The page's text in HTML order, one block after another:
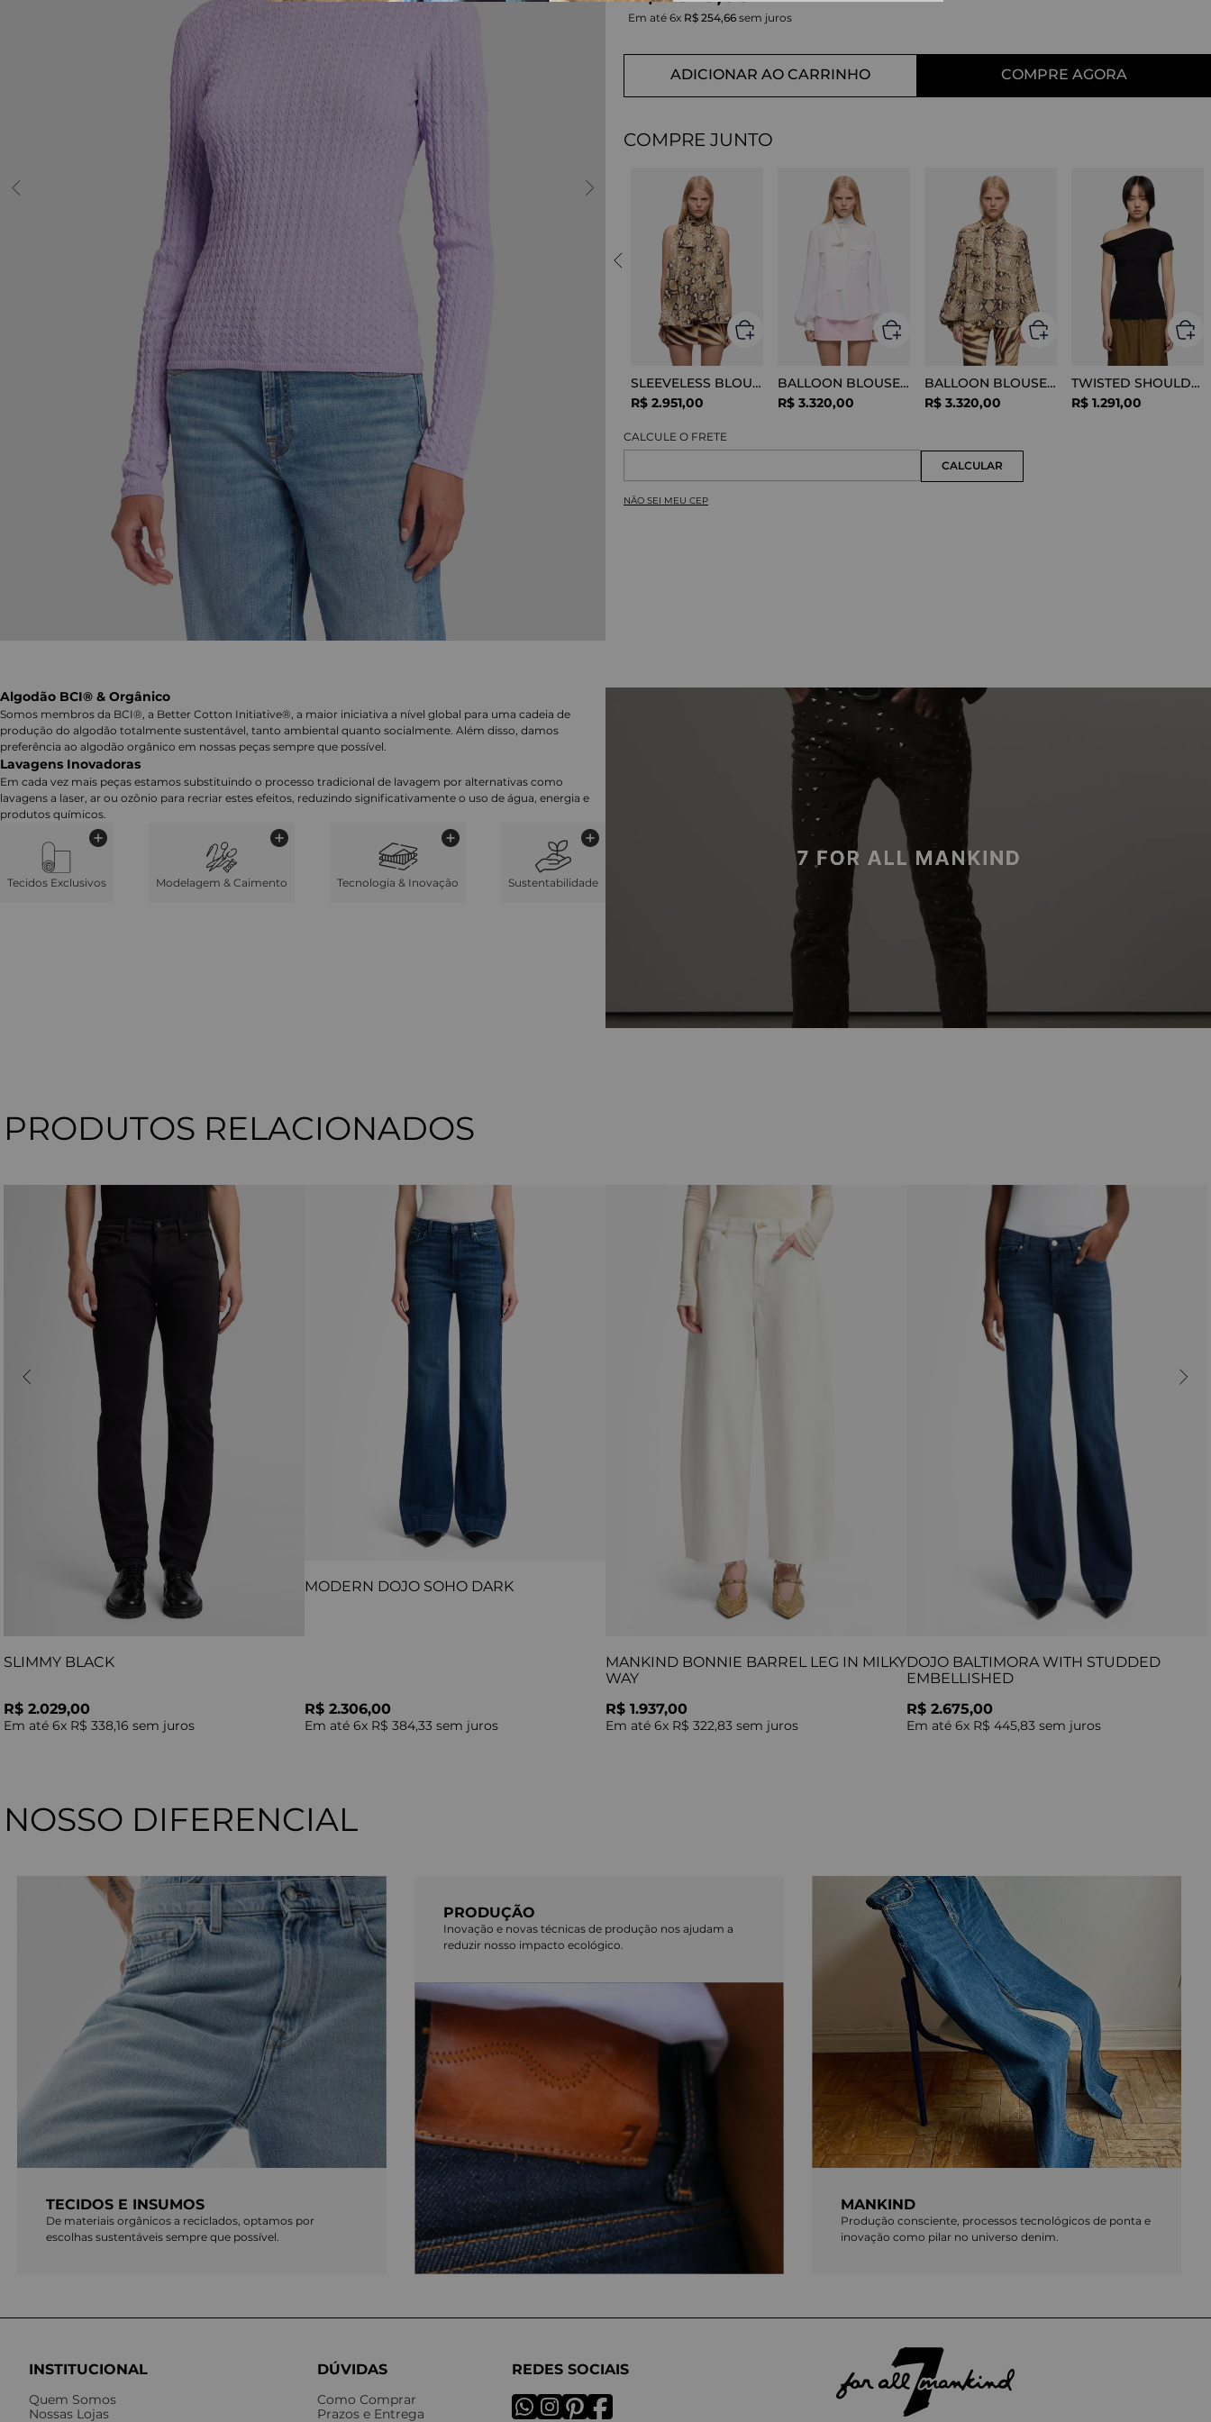
Em até 6x R$ 254,66 sem juros
ADICIONAR AO CARRINHO COMPRE AGORA
COMPRE JUNTO
SLEEVELESS BLOUSE VISCOSE SNAKE
R$ 2.951,00
BALLOON BLOUSE SILK OPTICAL WHITE
R$ 3.320,00
BALLOON BLOUSE VISCOSE SNAKE
R$ 3.320,00
TWISTED SHOULDER TEE LYOCELL BLACK
R$ 1.291,00
NÃO SEI MEU CEP
Algodão BCI® & Orgânico
Somos membros da BCI®, a Better Cotton Initiative®, a maior iniciativa a nível global para uma cadeia de
produção do algodão totalmente sustentável, tanto ambiental quanto socialmente. Além disso, damos
preferência ao algodão orgânico em nossas peças sempre que possível.
Lavagens Inovadoras
Em cada vez mais peças estamos substituindo o processo tradicional de lavagem por alternativas como
lavagens a laser, ar ou ozônio para recriar estes efeitos, reduzindo significativamente o uso de água, energia e
produtos químicos.
Tecidos Exclusivos Modelagem & Caimento Tecnologia & Inovação Sustentabilidade
PRODUTOS RELACIONADOS
SLIMMY BLACK
R$ 2.029,00
Em até 6x R$ 338,16 sem juros
MODERN DOJO SOHO DARK
R$ 2.306,00
Em até 6x R$ 384,33 sem juros
MANKIND BONNIE BARREL LEG IN MILKY
WAY
R$ 1.937,00
Em até 6x R$ 322,83 sem juros
DOJO BALTIMORA WITH STUDDED
EMBELLISHED
R$ 2.675,00
Em até 6x R$ 445,83 sem juros
NOSSO DIFERENCIAL
TECIDOS E INSUMOS
De materiais orgânicos a reciclados, optamos por
escolhas sustentáveis sempre que possível.
PRODUÇÃO
Inovação e novas técnicas de produção nos ajudam a
reduzir nosso impacto ecológico.
MANKIND
Produção consciente, processos tecnológicos de ponta e
inovação como pilar no universo denim.
INSTITUCIONAL
Quem Somos
Nossas Lojas
DÚVIDAS
Como Comprar
Prazos e Entrega
REDES SOCIAIS